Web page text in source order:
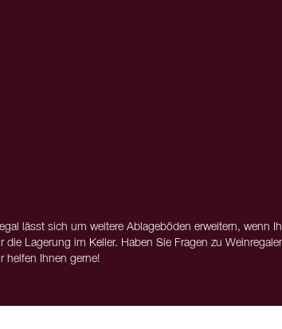
lässt sich um weitere Ablageböden erweitern, wenn
Lagerung im Keller. Haben Sie Fragen zu
helfen Ihnen gerne!